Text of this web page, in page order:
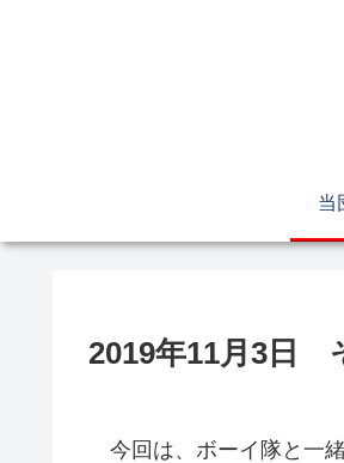
当
2019年11月3日
今回は、ボーイ隊と一